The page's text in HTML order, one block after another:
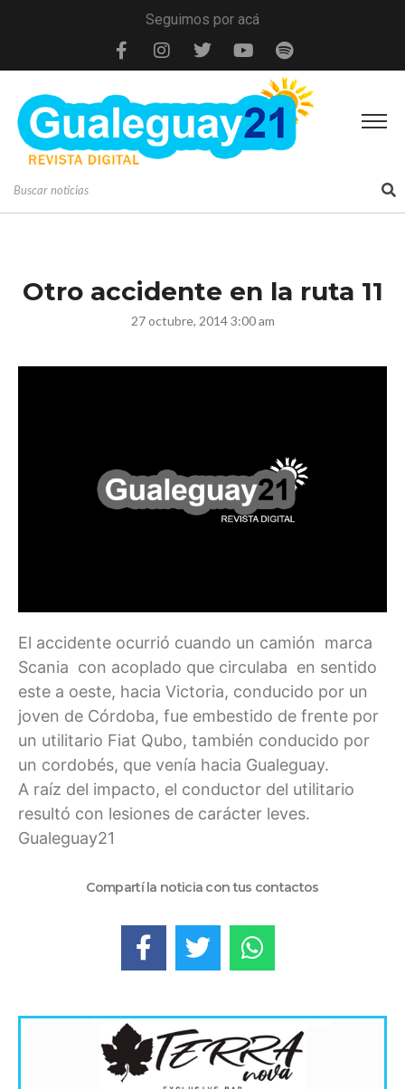
Seguimos por acá
Otro accidente en la ruta 11
27 octubre, 2014 3:00 am
El accidente ocurrió cuando un camión marca
Scania con acoplado que circulaba en sentido
este a oeste, hacia Victoria, conducido por un
joven de Córdoba, fue embestido de frente por
un utilitario Fiat Qubo, también conducido por
un cordobés, que venía hacia Gualeguay.
A raíz del impacto, el conductor del utilitario
resultó con lesiones de carácter leves.
Gualeguay21
Compartí la noticia con tus contactos